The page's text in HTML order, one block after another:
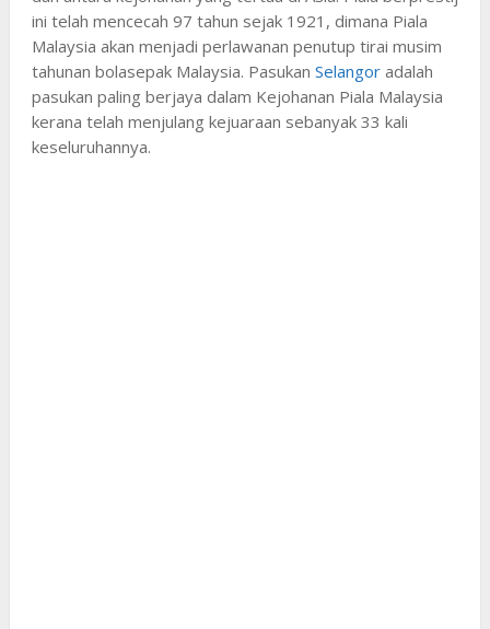
ini telah mencecah 97 tahun sejak 1921, dimana Piala
Malaysia akan menjadi perlawanan penutup tirai musim
tahunan bolasepak Malaysia. Pasukan Selangoradalah
pasukan paling berjaya dalam Kejohanan Piala Malaysia
kerana telah menjulang kejuaraan sebanyak 33 kali
keseluruhannya.